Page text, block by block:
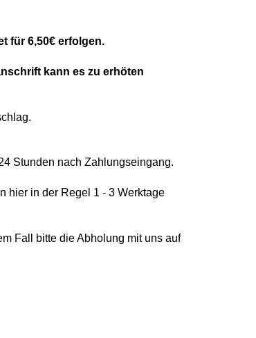
für 6,50€ erfolgen.
kann es zu erhöten
Stunden nach Zahlungseingang.
hier in der Regel 1 - 3 Werktage
Fall bitte die Abholung mit uns auf